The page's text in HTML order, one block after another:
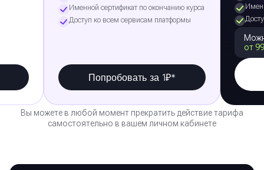
Именной сертификат по окончанию курса
Доступ ко всем сервисам платформы
Попробовать за 1₽*
от
Вы можете в любой момент прекратить действие тарифа
самостоятельно в вашем личном кабинете